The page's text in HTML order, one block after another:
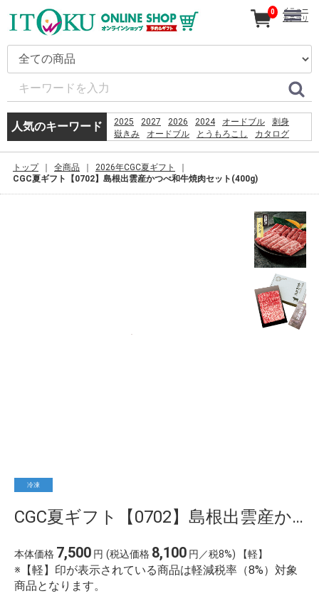
人気のキーワード 2025 2027 2026 2024 オードブル
刺身
嶽きみ
オードブル とうもろこし
カタログ
PSO2 %E8%8F%85%E6%B2%BC%E8%A3%95
2026
%D9%82%D8%B4%D9%85
%D8%A8%D8%A7%D9%86%D9%88%D8%A7%D9%86
%D8%AF%D8%A7%D8%B1%D8%AF%D8%9F
0
メニュー
カテゴリ
トップ 全商品
2026年CGC夏ギフト
CGC夏ギフト【0702】島根出雲産かつべ和牛焼肉セット(400g)
冷凍
CGC夏ギフト【0702】島根出雲産かつべ和牛焼肉セット(400g)
本体価格 7,500 円 (税込価格 8,100 円／税8%) 【軽】
※【軽】印が表示されている商品は軽減税率（8%）対象
商品となります。